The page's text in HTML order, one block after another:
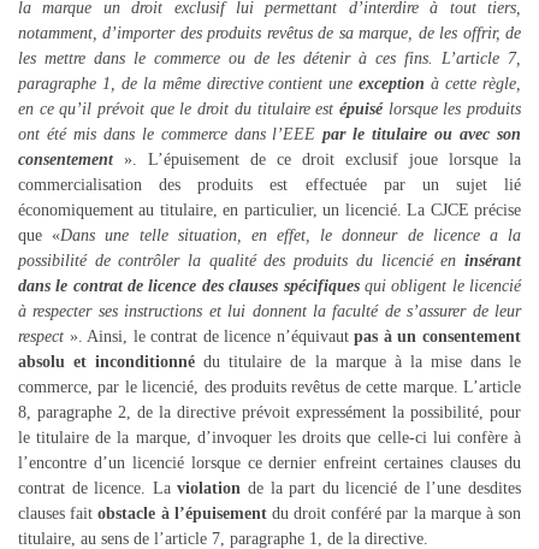
la marque un droit exclusif lui permettant d’interdire à tout tiers,
notamment, d’importer des produits revêtus de sa marque, de les offrir, de
les mettre dans le commerce ou de les détenir à ces fins. L’article 7,
paragraphe 1, de la même directive contient uneexception à cette règle,
en ce qu’il prévoit que le droit du titulaire est épuisélorsque les produits
ont été mis dans le commerce dans l’EEEpar le titulaire ou avec son
consentement ». L’épuisement de ce droit exclusif joue lorsque la
commercialisation des produits est effectuée par un sujet lié
économiquement au titulaire, en particulier, un licencié. La CJCE précise
que «Dans une telle situation, en effet, le donneur de licence a la
possibilité de contrôler la qualité des produits du licencié en insérant
dans le contrat de licence des clauses spécifiquesqui obligent le licencié
à respecter ses instructions et lui donnent la faculté de s’assurer de leur
respect ». Ainsi, le contrat de licence n’équivautpas à un consentement
absolu et inconditionné du titulaire de la marque à la mise dans le
commerce, par le licencié, des produits revêtus de cette marque. L’article
8, paragraphe 2, de la directive prévoit expressément la possibilité, pour
le titulaire de la marque, d’invoquer les droits que celle-ci lui confère à
l’encontre d’un licencié lorsque ce dernier enfreint certaines clauses du
contrat de licence. Laviolation de la part du licencié de l’une desdites
clauses faitobstacle à l’épuisement du droit conféré par la marque à son
titulaire, au sens de l’article 7, paragraphe 1, de la directive.